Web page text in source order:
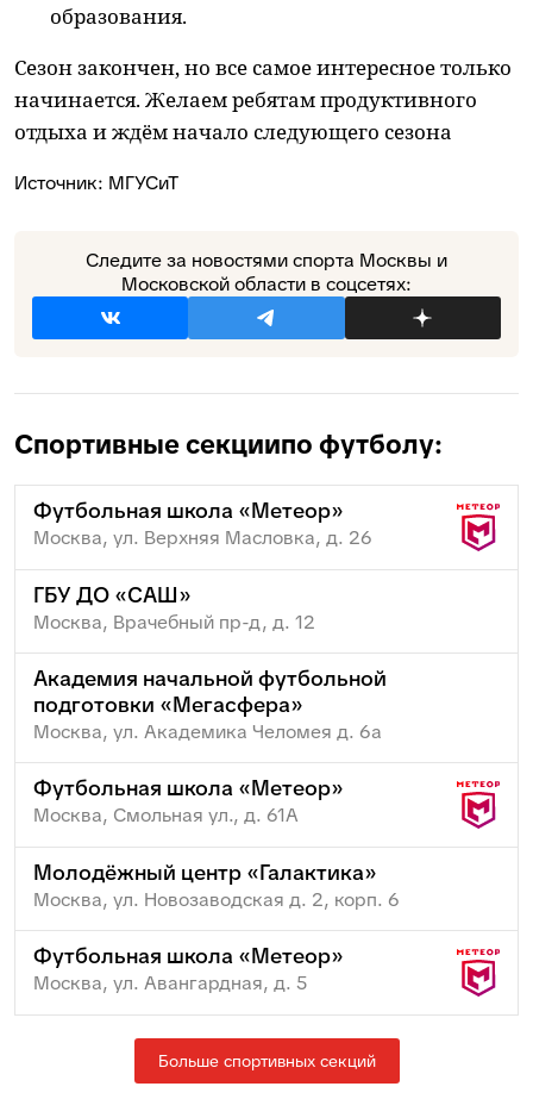
образования.
Сезон закончен, но все самое интересное только
начинается. Желаем ребятам продуктивного
отдыха и ждём начало следующего сезона
Источник: МГУСиТ
Следите за новостями спорта Москвы и
Московской области в соцсетях:
Спортивные секциипо футболу:
Футбольная школа «Метеор»
Москва, ул. Верхняя Масловка, д. 26
ГБУ ДО «САШ»
Москва, Врачебный пр-д, д. 12
Академия начальной футбольной
подготовки «Мегасфера»
Москва, ул. Академика Челомея д. 6а
Футбольная школа «Метеор»
Москва, Смольная ул., д. 61А
Молодёжный центр «Галактика»
Москва, ул. Новозаводская д. 2, корп. 6
Футбольная школа «Метеор»
Москва, ул. Авангардная, д. 5
Больше спортивных секций